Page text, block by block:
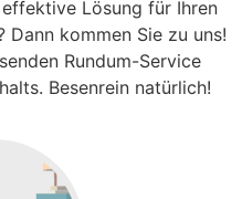
Lösung für Ihren
Dann kommen Sie zu uns!
Rundum-Service
Besenrein natürlich!